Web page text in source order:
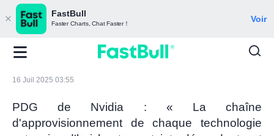
FastBull
Faster Charts, Chat Faster！ Voir
16 Juil 2025 03:55
PDG de Nvidia : « La chaîne
d'approvisionnement de chaque technologie